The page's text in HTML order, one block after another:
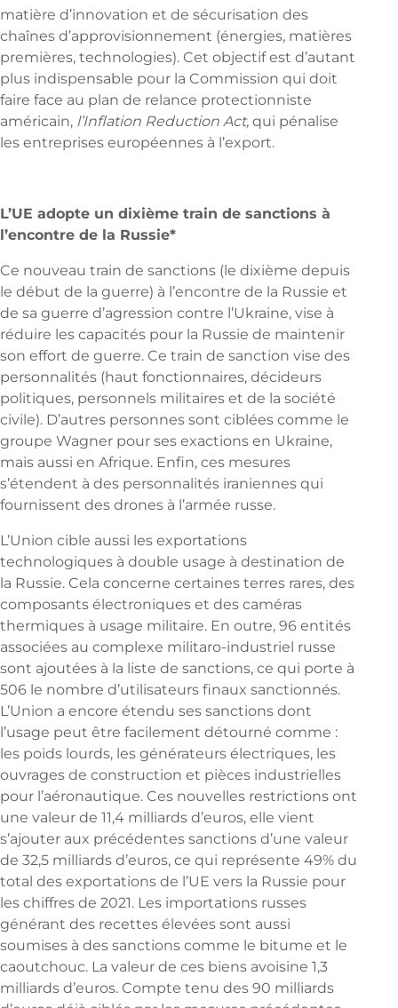
matière d’innovation et de sécurisation des
chaînes d’approvisionnement (énergies, matières
premières, technologies). Cet objectif est d’autant
plus indispensable pour la Commission qui doit
faire face au plan de relance protectionniste
américain, l’Inflation Reduction Act, qui pénalise
les entreprises européennes à l’export.
L’UE adopte un dixième train de sanctions à
l’encontre de la Russie*
Ce nouveau train de sanctions (le dixième depuis
le début de la guerre) à l’encontre de la Russie et
de sa guerre d’agression contre l’Ukraine, vise à
réduire les capacités pour la Russie de maintenir
son effort de guerre. Ce train de sanction vise des
personnalités (haut fonctionnaires, décideurs
politiques, personnels militaires et de la société
civile). D’autres personnes sont ciblées comme le
groupe Wagner pour ses exactions en Ukraine,
mais aussi en Afrique. Enfin, ces mesures
s’étendent à des personnalités iraniennes qui
fournissent des drones à l’armée russe.
L’Union cible aussi les exportations
technologiques à double usage à destination de
la Russie. Cela concerne certaines terres rares, des
composants électroniques et des caméras
thermiques à usage militaire. En outre, 96 entités
associées au complexe militaro-industriel russe
sont ajoutées à la liste de sanctions, ce qui porte à
506 le nombre d’utilisateurs finaux sanctionnés.
L’Union a encore étendu ses sanctions dont
l’usage peut être facilement détourné comme :
les poids lourds, les générateurs électriques, les
ouvrages de construction et pièces industrielles
pour l’aéronautique. Ces nouvelles restrictions ont
une valeur de 11,4 milliards d’euros, elle vient
s’ajouter aux précédentes sanctions d’une valeur
de 32,5 milliards d’euros, ce qui représente 49% du
total des exportations de l’UE vers la Russie pour
les chiffres de 2021. Les importations russes
générant des recettes élevées sont aussi
soumises à des sanctions comme le bitume et le
caoutchouc. La valeur de ces biens avoisine 1,3
milliards d’euros. Compte tenu des 90 milliards